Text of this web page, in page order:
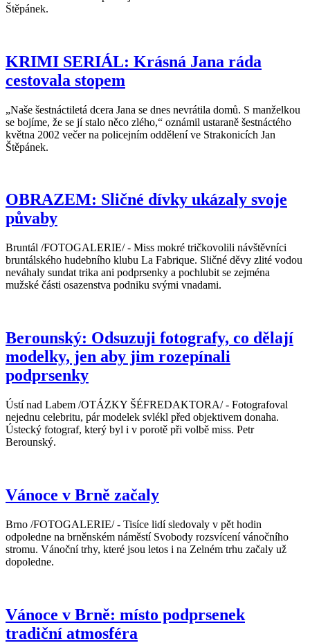
Štěpánek.
KRIMI SERIÁL: Krásná Jana ráda
cestovala stopem
„Naše šestnáctiletá dcera Jana se dnes nevrátila domů. S manželkou
se bojíme, že se jí stalo něco zlého,“ oznámil ustaraně šestnáctého
května 2002 večer na policejním oddělení ve Strakonicích Jan
Štěpánek.
OBRAZEM: Sličné dívky ukázaly svoje
půvaby
Bruntál /FOTOGALERIE/ - Miss mokré tričkovolili návštěvníci
bruntálského hudebního klubu La Fabrique. Sličné děvy zlité vodou
neváhaly sundat trika ani podprsenky a pochlubit se zejména
mužské části osazenstva podniku svými vnadami.
Berounský: Odsuzuji fotografy, co dělají
modelky, jen aby jim rozepínali
podprsenky
Ústí nad Labem /OTÁZKY ŠÉFREDAKTORA/ - Fotografoval
nejednu celebritu, pár modelek svlékl před objektivem donaha.
Ústecký fotograf, který byl i v porotě při volbě miss. Petr
Berounský.
Vánoce v Brně začaly
Brno /FOTOGALERIE/ - Tisíce lidí sledovaly v pět hodin
odpoledne na brněnském náměstí Svobody rozsvícení vánočního
stromu. Vánoční trhy, které jsou letos i na Zelném trhu začaly už
dopoledne.
Vánoce v Brně: místo podprsenek
tradiční atmosféra